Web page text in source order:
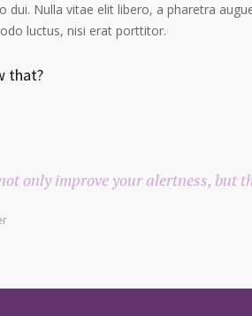
dui. Nulla vitae elit libero, a pharetra
luctus, nisi erat porttitor.
that?
only improve your alertness, but